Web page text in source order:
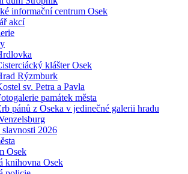
informační centrum Osek
akcí
klášter Osek
Rýzmburk
sv. Petra a Pavla
památek města
pánů z Oseka v jedinečné galerii hradu
slavnosti 2026
Osek
knihovna Osek